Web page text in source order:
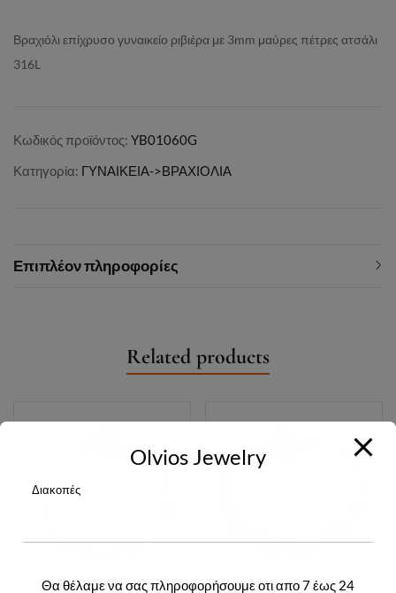
Βραχιόλι επίχρυσο γυναικείο ριβιέρα με 3mm μαύρες πέτρες ατσάλι
316L
Κωδικός προϊόντος: YB01060G
Κατηγορία: ΓΥΝΑΙΚΕΙΑ->ΒΡΑΧΙΟΛΙΑ
Επιπλέον πληροφορίες
Related products
Olvios Jewelry
Διακοπές
Θα θέλαμε να σας πληροφορήσουμε οτι απο 7 έως 24